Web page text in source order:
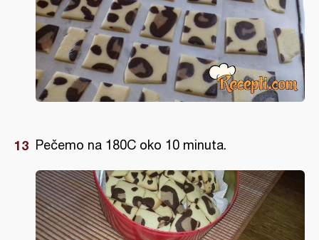
Pečemo na 180C oko 10 minuta.